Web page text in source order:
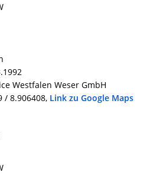
Westfalen Weser GmbH
/ 8.906408, Link zu Google Maps